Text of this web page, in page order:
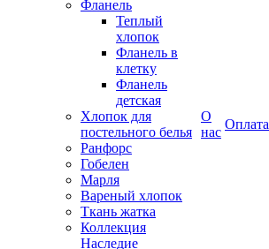
Фланель
Теплый
хлопок
Фланель в
клетку
Фланель
детская
Хлопок для
постельного белья
Ранфорс
Гобелен
Марля
Вареный хлопок
Ткань жатка
Коллекция
Наследие
О
нас
Оплата